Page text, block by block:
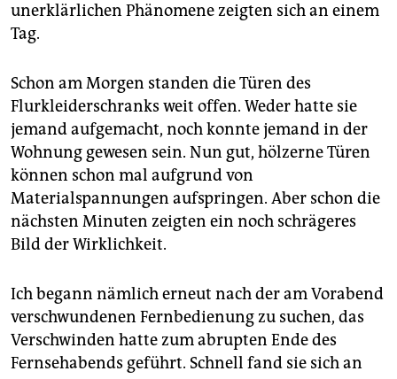
unterstützen
genossenschaft
epaper login
unerklärlichen Phänomene zeigten sich an einem
Tag.
Schon am Morgen standen die Türen des
Flurkleiderschranks weit offen. Weder hatte sie
jemand aufgemacht, noch konnte jemand in der
Wohnung gewesen sein. Nun gut, hölzerne Türen
können schon mal aufgrund von
Materialspannungen aufspringen. Aber schon die
nächsten Minuten zeigten ein noch schrägeres
Bild der Wirklichkeit.
Ich begann nämlich erneut nach der am Vorabend
verschwundenen Fernbedienung zu suchen, das
Verschwinden hatte zum abrupten Ende des
Fernsehabends geführt. Schnell fand sie sich an